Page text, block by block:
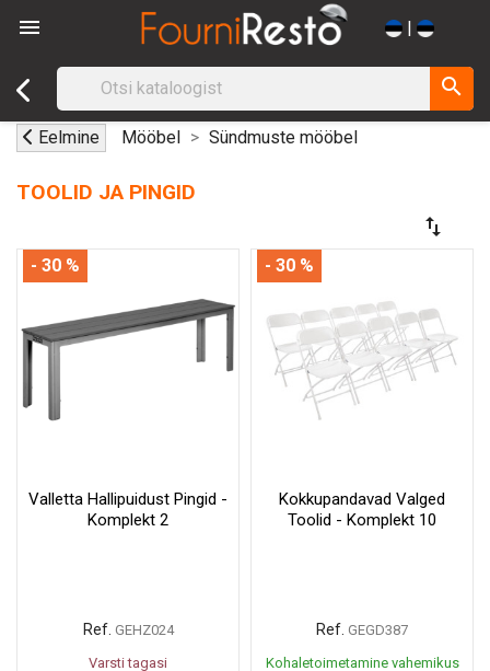
 |
search
Eelmine Mööbel Sündmuste mööbel
TOOLID JA PINGID
swap_vert
Valletta Hallipuidust Pingid -
Komplekt 2
Ref. GEHZ024
Varsti tagasi
- 30 %
Kokkupandavad Valged
Toolid - Komplekt 10
Ref. GEGD387
Kohaletoimetamine vahemikus
- 30 %